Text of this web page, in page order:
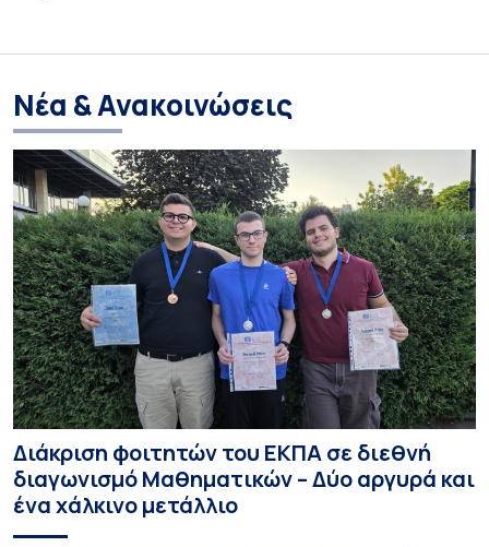
Νέα & Ανακοινώσεις
Διάκριση φοιτητών του ΕΚΠΑ σε διεθνή
διαγωνισμό Μαθηματικών – Δύο αργυρά και
ένα χάλκινο μετάλλιο